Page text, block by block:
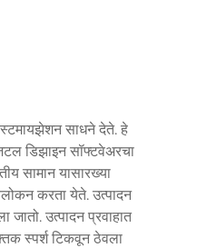
साधने देते. हे
डिझाइन सॉफ्टवेअरचा
सामान यासारख्या
करता येते. उत्पादन
जातो. उत्पादन प्रवाहात
स्पर्श टिकवून ठेवला